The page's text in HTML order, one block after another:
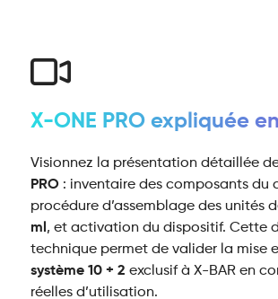
X-ONE PRO expliquée
Visionnez la présentation détaillée
PRO: inventaire des composants du
procédure d’assemblage des unités
ml , et activation du dispositif. Cette
technique permet de valider la mise
système 10 + 2 exclusif à X-BAR en
réelles d’utilisation.